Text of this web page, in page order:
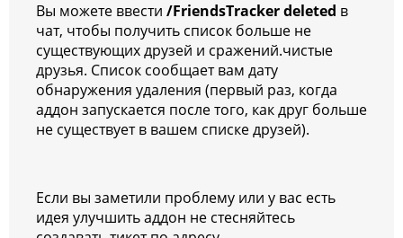
Вы можете ввести /FriendsTracker deleted в
чат, чтобы получить список больше не
существующих друзей и сражений.чистые
друзья. Список сообщает вам дату
обнаружения удаления (первый раз, когда
аддон запускается после того, как друг больше
не существует в вашем списке друзей).
Если вы заметили проблему или у вас есть
идея улучшить аддон не стесняйтесь